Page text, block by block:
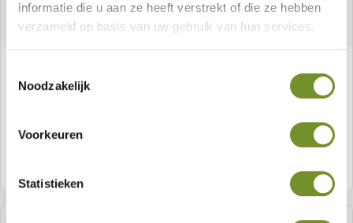
informatie die u aan ze heeft verstrekt of die ze hebben
verzameld op basis van uw gebruik van hun services.
Noodzakelijk
Voorkeuren
Statistieken